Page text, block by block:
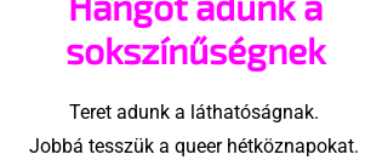
sokszínűségnek
Teret adunk a láthatóságnak.
Jobbá tesszük a queer hétköznapokat.